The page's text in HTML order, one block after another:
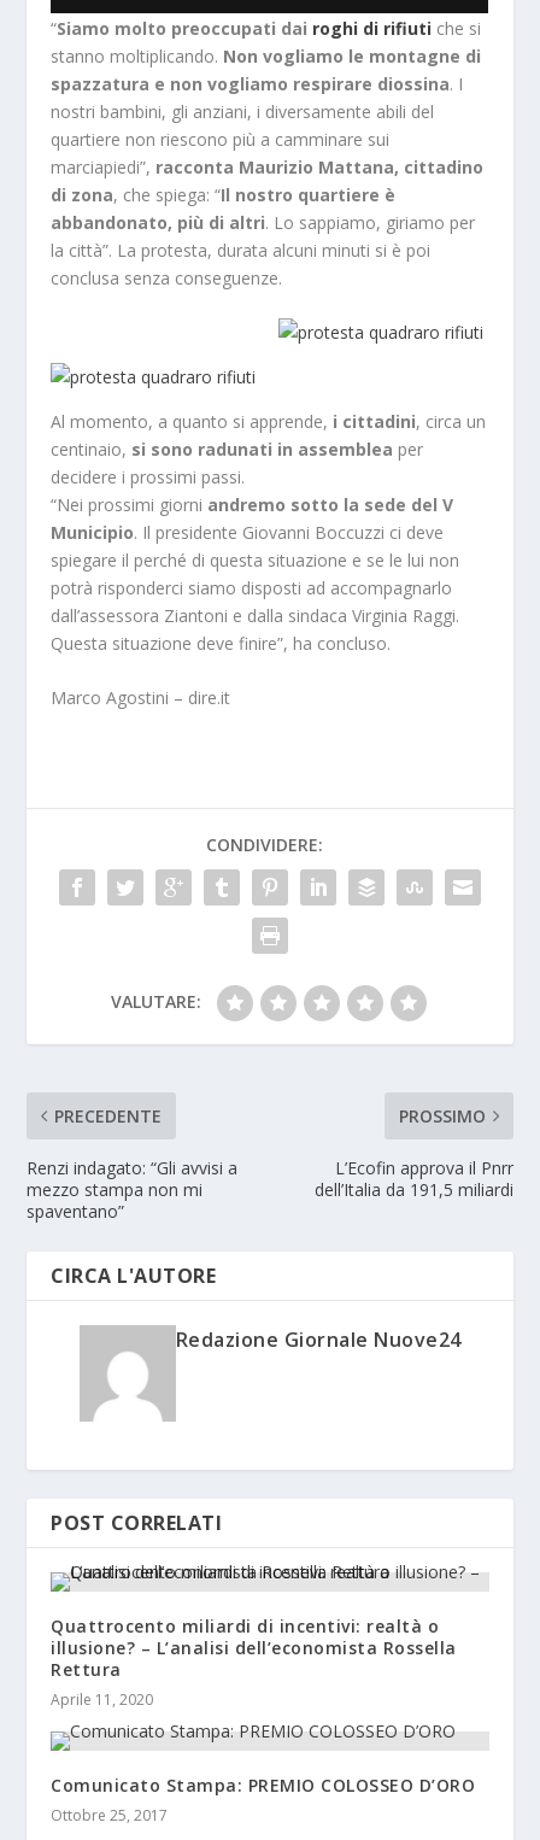
“Siamo molto preoccupati dai roghi di rifiuti che si
stanno moltiplicando. Non vogliamo le montagne di
spazzatura e non vogliamo respirare diossina. I
nostri bambini, gli anziani, i diversamente abili del
quartiere non riescono più a camminare sui
marciapiedi”, racconta Maurizio Mattana, cittadino
di zona, che spiega: “Il nostro quartiere è
abbandonato, più di altri. Lo sappiamo, giriamo per
la città”. La protesta, durata alcuni minuti si è poi
conclusa senza conseguenze.
Al momento, a quanto si apprende, i cittadini, circa un
centinaio, si sono radunati in assemblea per
decidere i prossimi passi.
“Nei prossimi giorni andremo sotto la sede del V
Municipio. Il presidente Giovanni Boccuzzi ci deve
spiegare il perché di questa situazione e se le lui non
potrà risponderci siamo disposti ad accompagnarlo
dall’assessora Ziantoni e dalla sindaca Virginia Raggi.
Questa situazione deve finire”, ha concluso.
Marco Agostini – dire.it
CONDIVIDERE:
VALUTARE:
PRECEDENTE
Renzi indagato: “Gli avvisi a
mezzo stampa non mi
spaventano”
PROSSIMO
L’Ecofin approva il Pnrr
dell’Italia da 191,5 miliardi
CIRCA L'AUTORE
Redazione Giornale Nuove24
POST CORRELATI
Quattrocento miliardi di incentivi: realtà o
illusione? – L’analisi dell’economista Rossella
Rettura
Aprile 11, 2020
Comunicato Stampa: PREMIO COLOSSEO D’ORO
Ottobre 25, 2017